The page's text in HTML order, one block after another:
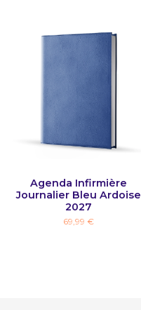
Agenda Infirmière
Journalier Bleu Ardoise
2027
69,99 €